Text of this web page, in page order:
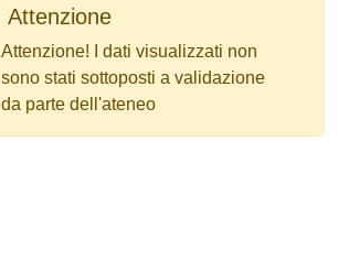
Attenzione
Attenzione! I dati visualizzati non
sono stati sottoposti a validazione
da parte dell'ateneo